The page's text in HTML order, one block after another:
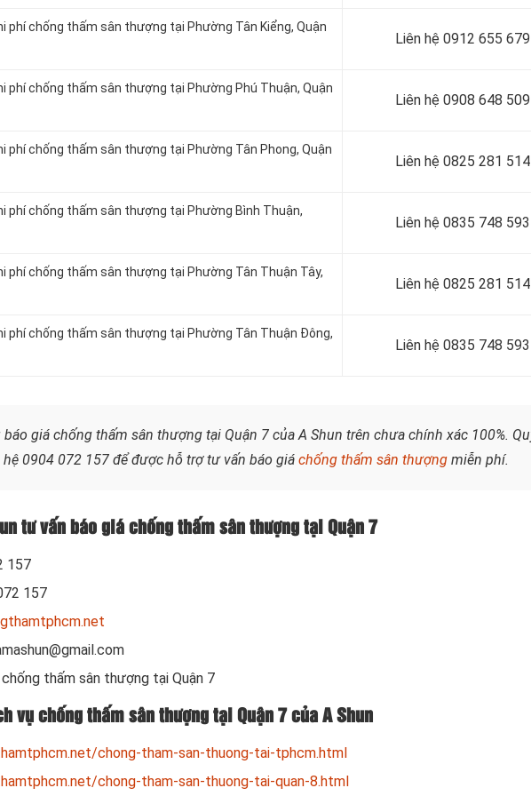
phí chống thấm sân thượng tại Phường Tân Kiểng, Quận
Liên hệ 0912 655 679
phí chống thấm sân thượng tại Phường Phú Thuận, Quận
Liên hệ 0908 648 509
phí chống thấm sân thượng tại Phường Tân Phong, Quận
Liên hệ 0825 281 514
phí chống thấm sân thượng tại Phường Bình Thuận,
Liên hệ 0835 748 593
phí chống thấm sân thượng tại Phường Tân Thuận Tây,
Liên hệ 0825 281 514
phí chống thấm sân thượng tại Phường Tân Thuận Đông,
Liên hệ 0835 748 593
báo giá chống thấm sân thượng tại Quận 7 của A Shun trên chưa chính xác 100%.
hệ 0904 072 157 để được hỗ trợ tư vấn báo giá chống thấm sân thượng miễn phí.
tư vấn báo giá chống thấm sân thượng tại Quận 7
157
157
thấm sân thượng tại Quận 7
vụ chống thấm sân thượng tại Quận 7 của A Shun
chong-tham-san-thuong-tai-tphcm.html
chong-tham-san-thuong-tai-quan-8.html